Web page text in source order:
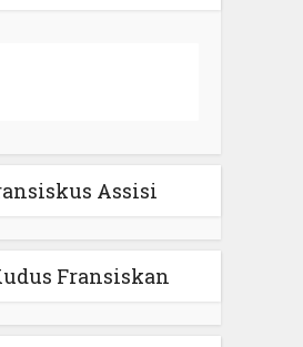
Assisi
Fransiskan